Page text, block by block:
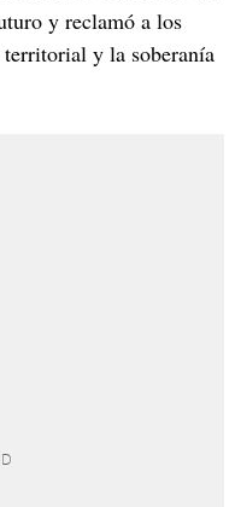
y reclamó a los
y la soberanía